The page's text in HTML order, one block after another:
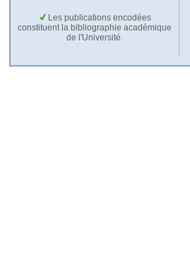
Les publications encodées
constituent la bibliographie académique
de l'Université.